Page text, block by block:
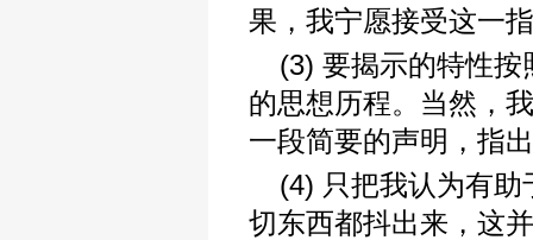
果，我宁愿接受这一
(3) 要揭示的特性
的思想历程。当然，
一段简要的声明，指
(4) 只把我认为有
切东西都抖出来，这